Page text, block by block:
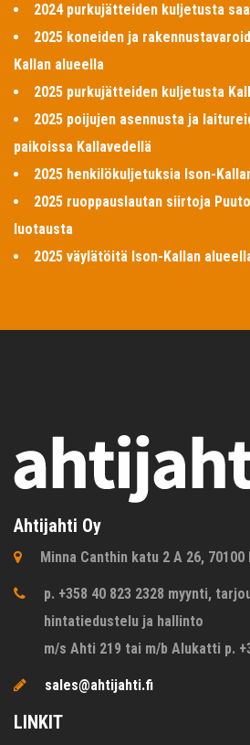
2024 purkujätteiden kuljetusta
2025 koneiden ja
Kallan alueella
2025 purkujätteiden kuljetusta
2025 poijujen asennusta ja
paikoissa Kallavedellä
2025 henkilökuljetuksia Ison-
2025 ruoppauslautan siirtoja
luotausta
2025 väylätöitä Ison-Kallan
Ahtijahti Oy
Minna Canthin katu 2 A 26, 70100
p. +358 40 823 2328 myynti,
hintatiedustelu ja hallinto
m/s Ahti 219 tai m/b Alukatti p.
sales@ahtijahti.fi
LINKIT